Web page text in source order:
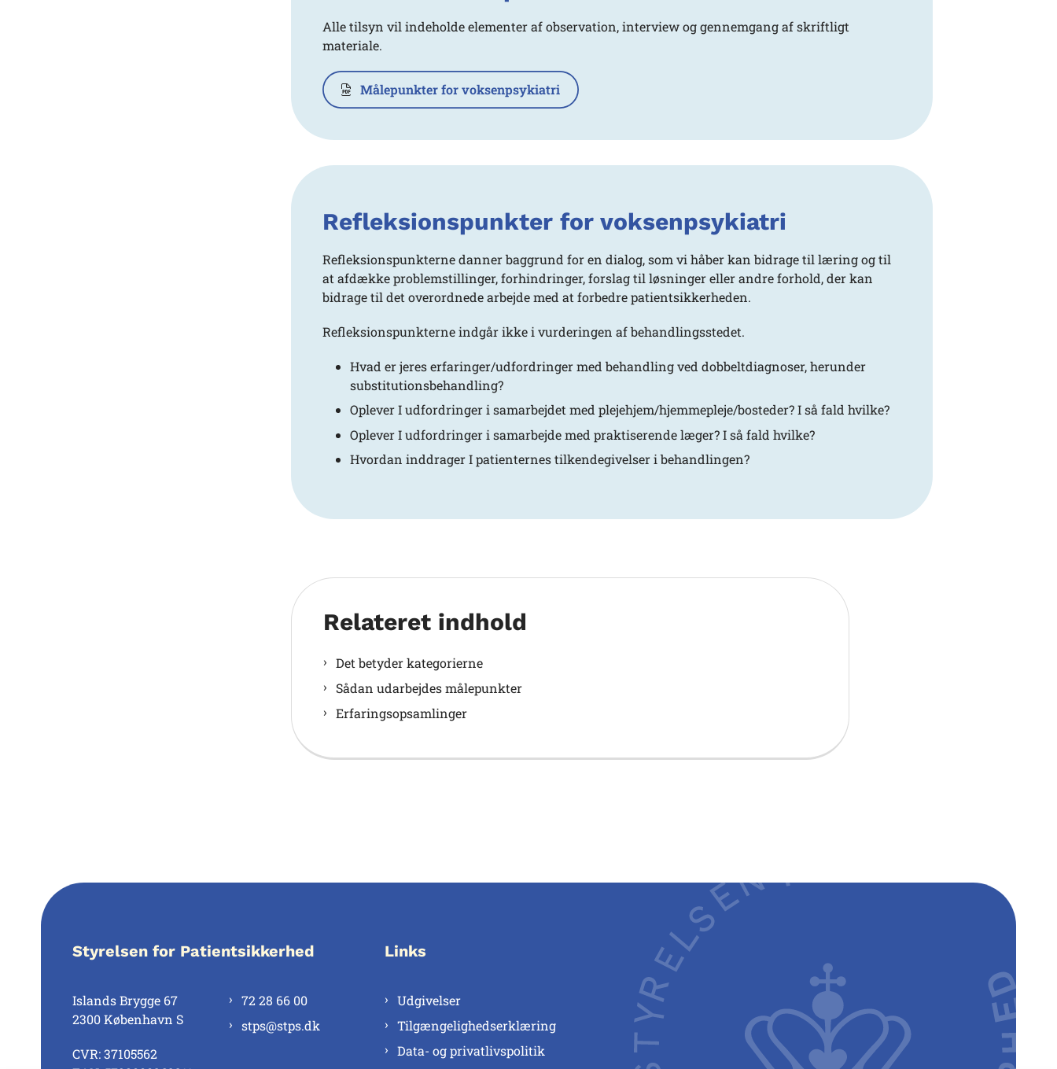
Alle tilsyn vil indeholde elementer af observation, interview og gennemgang af skriftligt
materiale.
Målepunkter for voksenpsykiatri
Refleksionspunkter for voksenpsykiatri
Refleksionspunkterne danner baggrund for en dialog, som vi håber kan bidrage til læring og til
at afdække problemstillinger, forhindringer, forslag til løsninger eller andre forhold, der kan
bidrage til det overordnede arbejde med at forbedre patientsikkerheden.
Refleksionspunkterne indgår ikke i vurderingen af behandlingsstedet.
Hvad er jeres erfaringer/udfordringer med behandling ved dobbeltdiagnoser, herunder
substitutionsbehandling?
Oplever I udfordringer i samarbejdet med plejehjem/hjemmepleje/bosteder? I så fald hvilke?
Oplever I udfordringer i samarbejde med praktiserende læger? I så fald hvilke?
Hvordan inddrager I patienternes tilkendegivelser i behandlingen?
Relateret indhold
Det betyder kategorierne
Sådan udarbejdes målepunkter
Erfaringsopsamlinger
Styrelsen for Patientsikkerhed
Islands Brygge 67
2300 København S
CVR: 37105562
72 28 66 00
stps@stps.dk
Links
Udgivelser
Tilgængelighedserklæring
Data- og privatlivspolitik